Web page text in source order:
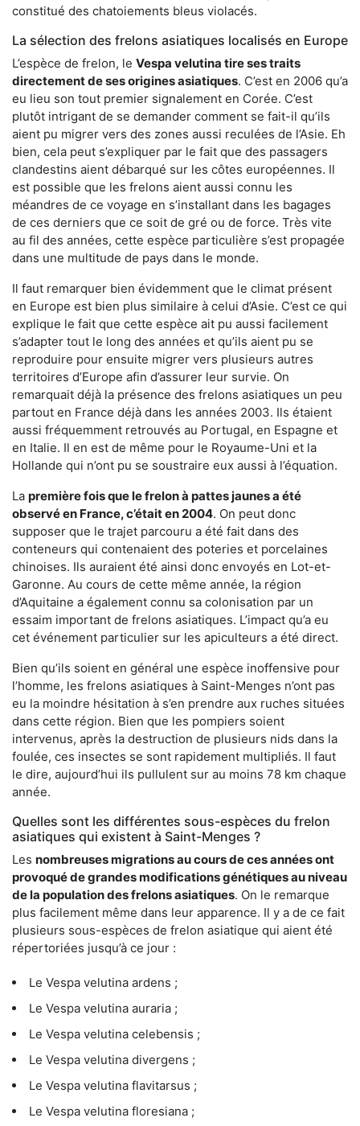
constitué des chatoiements bleus violacés.
La sélection des frelons asiatiques localisés en Europe
L’espèce de frelon, le Vespa velutina tire ses traits
directement de ses origines asiatiques. C’est en 2006 qu’a
eu lieu son tout premier signalement en Corée. C’est
plutôt intrigant de se demander comment se fait-il qu’ils
aient pu migrer vers des zones aussi reculées de l’Asie. Eh
bien, cela peut s’expliquer par le fait que des passagers
clandestins aient débarqué sur les côtes européennes. Il
est possible que les frelons aient aussi connu les
méandres de ce voyage en s’installant dans les bagages
de ces derniers que ce soit de gré ou de force. Très vite
au fil des années, cette espèce particulière s’est propagée
dans une multitude de pays dans le monde.
Il faut remarquer bien évidemment que le climat présent
en Europe est bien plus similaire à celui d’Asie. C’est ce qui
explique le fait que cette espèce ait pu aussi facilement
s’adapter tout le long des années et qu’ils aient pu se
reproduire pour ensuite migrer vers plusieurs autres
territoires d’Europe afin d’assurer leur survie. On
remarquait déjà la présence des frelons asiatiques un peu
partout en France déjà dans les années 2003. Ils étaient
aussi fréquemment retrouvés au Portugal, en Espagne et
en Italie. Il en est de même pour le Royaume-Uni et la
Hollande qui n’ont pu se soustraire eux aussi à l’équation.
La première fois que le frelon à pattes jaunes a été
observé en France, c’était en 2004. On peut donc
supposer que le trajet parcouru a été fait dans des
conteneurs qui contenaient des poteries et porcelaines
chinoises. Ils auraient été ainsi donc envoyés en Lot-et-
Garonne. Au cours de cette même année, la région
d’Aquitaine a également connu sa colonisation par un
essaim important de frelons asiatiques. L’impact qu’a eu
cet événement particulier sur les apiculteurs a été direct.
Bien qu’ils soient en général une espèce inoffensive pour
l’homme, les frelons asiatiques à Saint-Menges n’ont pas
eu la moindre hésitation à s’en prendre aux ruches situées
dans cette région. Bien que les pompiers soient
intervenus, après la destruction de plusieurs nids dans la
foulée, ces insectes se sont rapidement multipliés. Il faut
le dire, aujourd’hui ils pullulent sur au moins 78 km chaque
année.
Quelles sont les différentes sous-espèces du frelon
asiatiques qui existent à Saint-Menges ?
Les nombreuses migrations au cours de ces années ont
provoqué de grandes modifications génétiques au niveau
de la population des frelons asiatiques. On le remarque
plus facilement même dans leur apparence. Il y a de ce fait
plusieurs sous-espèces de frelon asiatique qui aient été
répertoriées jusqu’à ce jour :
Le Vespa velutina ardens ;
Le Vespa velutina auraria ;
Le Vespa velutina celebensis ;
Le Vespa velutina divergens ;
Le Vespa velutina flavitarsus ;
Le Vespa velutina floresiana ;